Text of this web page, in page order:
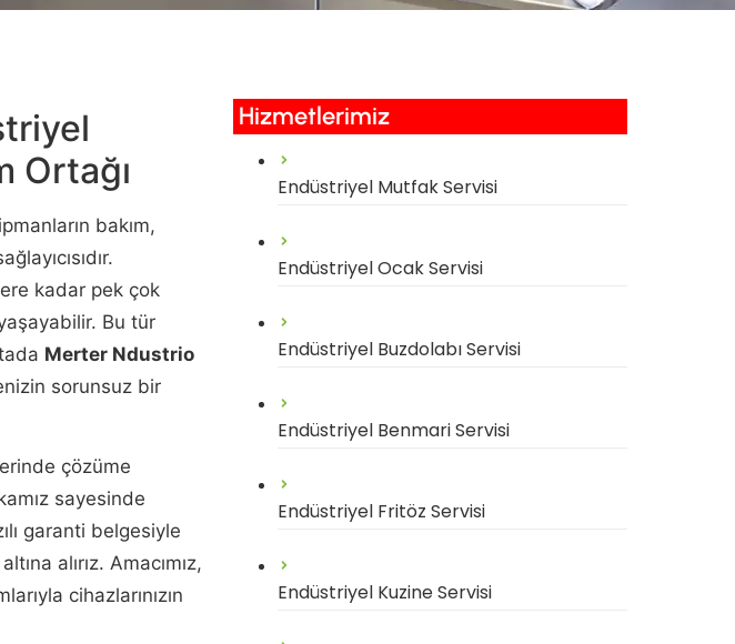
Ortağı
bakım,
kadar pek çok
Bu tür
Merter Ndustrio
sorunsuz bir
çözüme
sayesinde
garanti belgesiyle
alırız. Amacımız,
cihazlarınızın
Hizmetlerimiz​
Endüstriyel Mutfak Servisi
Endüstriyel Ocak Servisi
Endüstriyel Buzdolabı Servisi
Endüstriyel Benmari Servisi
Endüstriyel Fritöz Servisi
Endüstriyel Kuzine Servisi